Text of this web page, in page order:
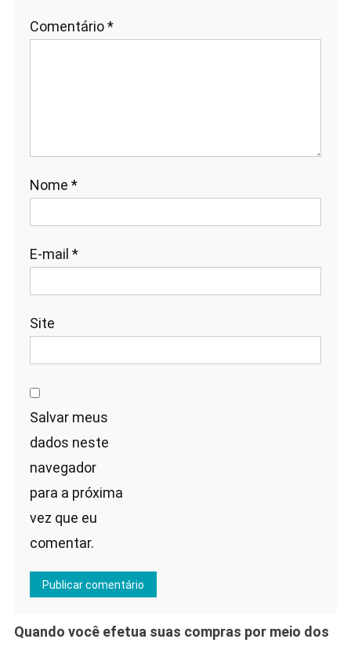
Comentário*
Nome *
E-mail *
Site
Salvar meus
dados neste
navegador
para a próxima
vez que eu
comentar.
Quando você efetua suas compras por meio dos